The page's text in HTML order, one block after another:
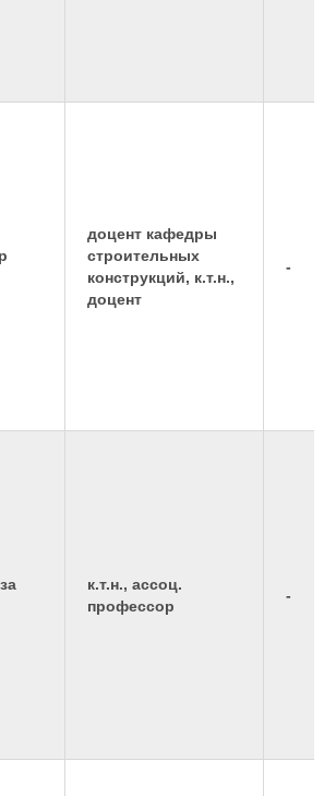
доцент кафедры
строительных
конструкций, к.т.н.,
доцент
-
к.т.н., ассоц.
профессор
-